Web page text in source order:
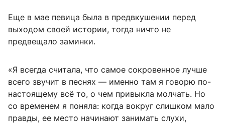
Еще в мае певица была в предвкушении перед
выходом своей истории, тогда ничто не
предвещало заминки.
«Я всегда считала, что самое сокровенное лучше
всего звучит в песнях — именно там я говорю по-
настоящему всё то, о чем привыкла молчать. Но
со временем я поняла: когда вокруг слишком мало
правды, ее место начинают занимать слухи,